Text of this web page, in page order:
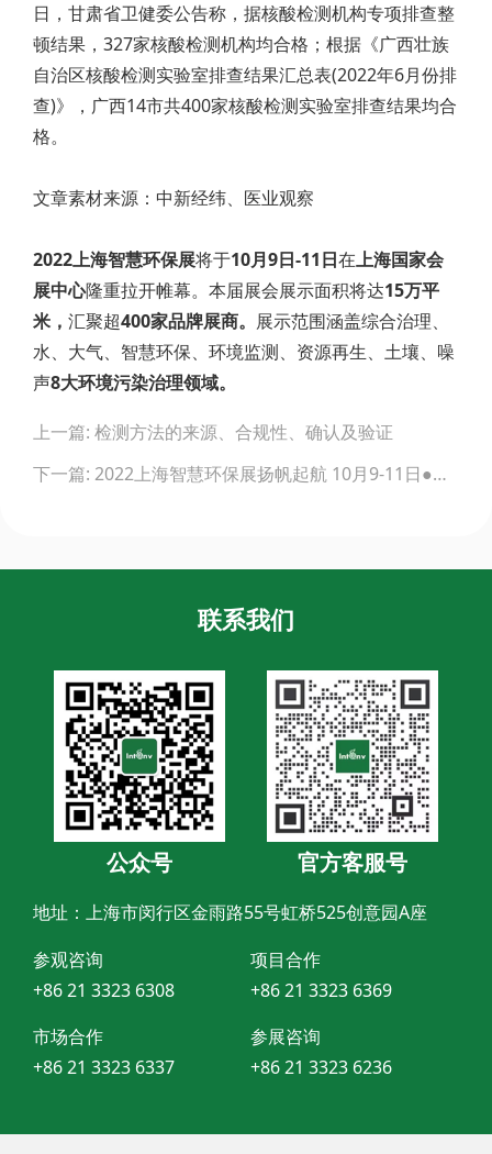
日，甘肃省卫健委公告称，据核酸检测机构专项排查整
顿结果，327家核酸检测机构均合格；根据《广西壮族
自治区核酸检测实验室排查结果汇总表(2022年6月份排
查)》，广西14市共400家核酸检测实验室排查结果均合
格。
文章素材来源：中新经纬、医业观察
2022上海智慧环保展将于10月9日-11日在上海国家会
展中心隆重拉开帷幕。本届展会展示面积将达15万平
米， 汇聚超400家品牌展商。 展示范围涵盖综合治理、
水、大气、智慧环保、环境监测、资源再生、土壤、噪
声8大环境污染治理领域。
navigation
上一篇: 检测方法的来源、合规性、确认及验证
下一篇: 2022上海智慧环保展扬帆起航 10月9-11日●上海国家会展中心
联系我们
公众号 官方客服号
地址：上海市闵行区金雨路55号虹桥525创意园A座
参观咨询
+86 21 3323 6308
项目合作
+86 21 3323 6369
市场合作
+86 21 3323 6337
参展咨询
+86 21 3323 6236